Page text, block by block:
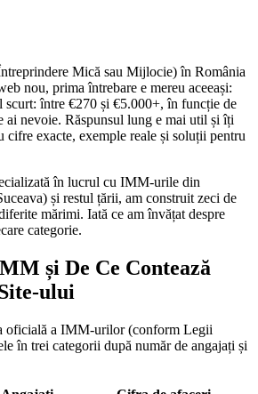
de găsit pe Google
surprize. Comparativ Landing / Landing+
Mică sau Mijlocie) în România
nou, prima întrebare e mereu aceeași:
scurt: între €270 și €5.000+, în funcție de
ai nevoie. Răspunsul lung e mai util și îți
cifre exacte, exemple reale și soluții pentru
în lucrul cu IMM-urile din
și restul țării, am construit zeci de
mărimi. Iată ce am învățat despre
categorie.
și De Ce Contează
ului
oficială a IMM-urilor (conform Legii
în trei categorii după număr de angajați și